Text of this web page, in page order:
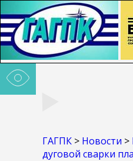
ГАГПК > Новости >
дуговой сварки